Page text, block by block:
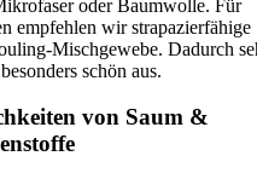
oder Baumwolle. Für
empfehlen wir strapazierfähige
Mischgewebe. Dadurch
schön aus.
von Saum &